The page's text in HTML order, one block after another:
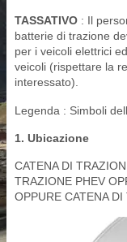
TASSATIVO : Il
batterie di trazione
per i veicoli elettrici
veicoli (rispettare la
interessato).
Legenda : Simboli
1. Ubicazione
CATENA DI
TRAZIONE PHEV
OPPURE CATENA